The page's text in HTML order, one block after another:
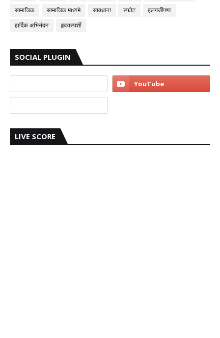
सामाजिक
सामाजिक माध्यमे सावधान! स्फोट
हलगर्जीपणा
हार्दिक अभिनंदन
हृदयस्पर्शी
SOCIAL PLUGIN
LIVE SCORE